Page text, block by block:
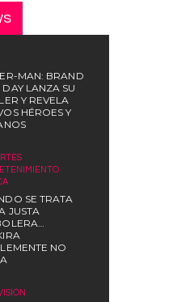
MAN: BRAND
DAY LANZA SU
Y REVELA
HÉROES Y
SE TRATA
JUSTA
NO